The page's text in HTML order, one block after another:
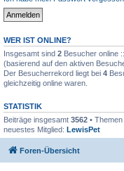
WER IST ONLINE?
Insgesamt sind 2 Besucher online
(basierend auf den aktiven
Der Besucherrekord liegt bei 4
gleichzeitig online waren.
STATISTIK
Beiträge insgesamt 3562 •
neuestes Mitglied: LewisPet
Foren-Übersicht